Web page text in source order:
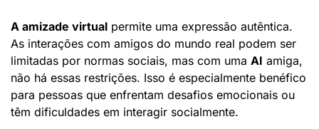
A amizade virtual permite uma expressão autêntica.
As interações com amigos do mundo real podem ser
limitadas por normas sociais, mas com uma AI amiga,
não há essas restrições. Isso é especialmente benéfico
para pessoas que enfrentam desafios emocionais ou
têm dificuldades em interagir socialmente.